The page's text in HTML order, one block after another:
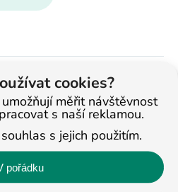
cookies?
měřit návštěvnost
s naší reklamou.
s jejich použitím.
pořádku